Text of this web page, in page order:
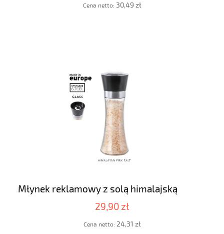
Cena netto: 30,49 zł
Młynek reklamowy z solą himalajską
29,90 zł
Cena netto: 24,31 zł